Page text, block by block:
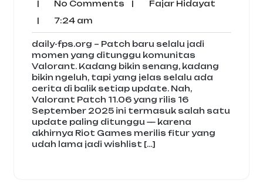
2025
| No Comments No| Fajar HidayatFajar
| 7:24 am
am
daily-fps.org – Patch baru selalu jadi
momen yang ditunggu komunitas
Valorant. Kadang bikin senang, kadang
bikin ngeluh, tapi yang jelas selalu ada
cerita di balik setiap update. Nah,
Valorant Patch 11.06 yang rilis 16
September 2025 ini termasuk salah satu
update paling ditunggu — karena
akhirnya Riot Games merilis fitur yang
udah lama jadi wishlist […]